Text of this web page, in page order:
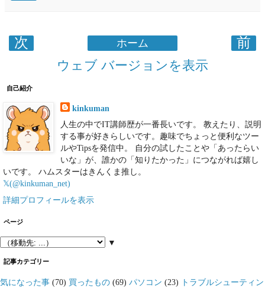
次 前
ホーム
ウェブ バージョンを表示
自己紹介
kinkuman
人生の中でIT講師歴が一番長いです。 教えたり、説明
する事が好きらしいです。趣味でちょっと便利なツー
ルやTipsを発信中。 自分の試したことや「あったらい
いな」が、誰かの「知りたかった」につながれば嬉し
いです。 ハムスターはきんくま推し。
𝕏(@kinkuman_net)
詳細プロフィールを表示
ページ
▼
記事カテゴリー
気になった事 (70) 買ったもの (69) パソコン (23)
トラブルシューティン